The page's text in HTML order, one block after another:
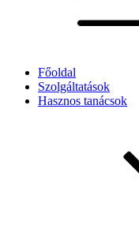
Főoldal
Szolgáltatások
Hasznos tanácsok